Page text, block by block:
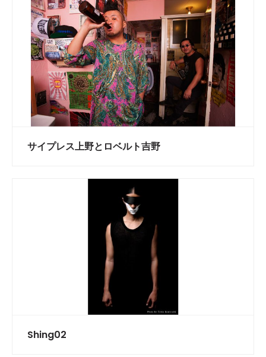
サイプレス上野とロベルト吉野
Shing02